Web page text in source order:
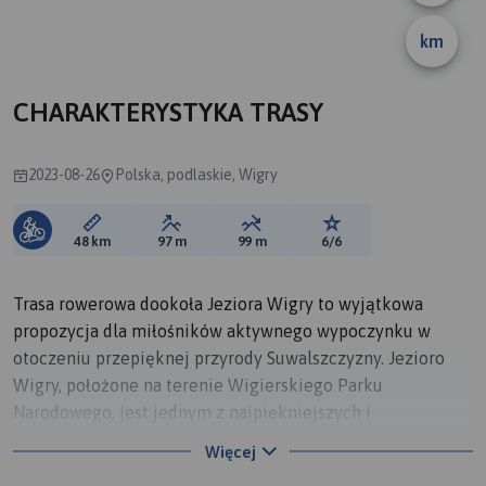
km
CHARAKTERYSTYKA TRASY
2023-08-26 Polska, podlaskie, Wigry
Długość trasy:
48 km Suma przewyższeń:
97 m Suma spadków:
99 m Ocena trasy:
6/6
Trasa rowerowa dookoła Jeziora Wigry to wyjątkowa
propozycja dla miłośników aktywnego wypoczynku w
otoczeniu przepięknej przyrody Suwalszczyzny. Jezioro
Wigry, położone na terenie Wigierskiego Parku
Narodowego, jest jednym z najpiękniejszych i
kilometrów i jest dobrze oznakowana, co sprawia, że jest
Więcej